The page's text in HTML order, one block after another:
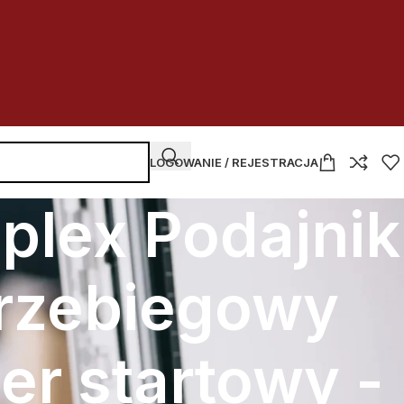
LOGOWANIE / REJESTRACJA
Podajnik
startowy -